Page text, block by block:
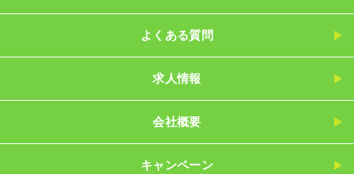
よくある質問
求人情報
会社概要
キャンペーン